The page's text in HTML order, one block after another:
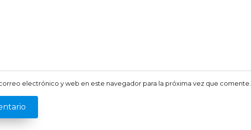
electrónico y web en este navegador para la próxima vez que comente.